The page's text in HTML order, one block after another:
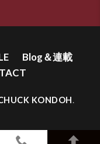
Blog＆連載
KONDOH.